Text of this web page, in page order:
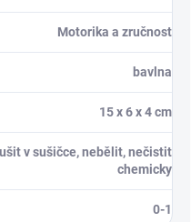
Motorika a zručnost
bavlna
15 x 6 x 4 cm
v sušičce, nebělit, nečistit
chemicky
0-1